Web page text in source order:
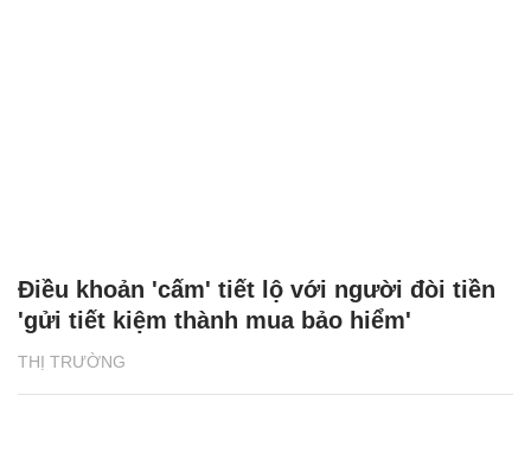
THỊ TRƯỜNG
Điều khoản 'cấm' tiết lộ với người đòi tiền
'gửi tiết kiệm thành mua bảo hiểm'